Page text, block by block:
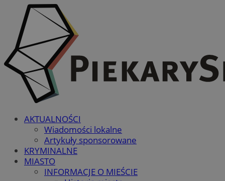
AKTUALNOŚCI
Wiadomości lokalne
Artykuły sponsorowane
KRYMINALNE
MIASTO
INFORMACJE O MIEŚCIE